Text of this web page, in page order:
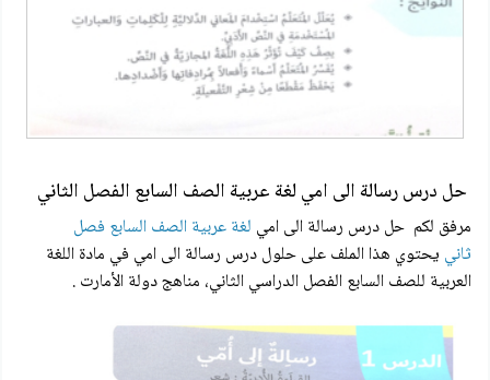
حل درس رسالة الى امي لغة عربية الصف السابع الفصل الثاني
مرفق لكم حل درس رسالة الى امي لغة عربية الصف السابع فصل
ثاني يحتوي هذا الملف على حلول درس رسالة الى امي في مادة اللغة
العربية للصف السابع الفصل الدراسي الثاني، مناهج دولة الأمارت .